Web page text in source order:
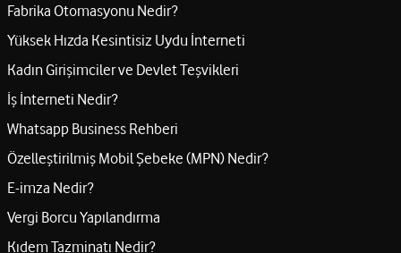
Fabrika Otomasyonu Nedir?
Yüksek Hızda Kesintisiz Uydu İnterneti
Kadın Girişimciler ve Devlet Teşvikleri
İş İnterneti Nedir?
Whatsapp Business Rehberi
Özelleştirilmiş Mobil Şebeke (MPN) Nedir?
E-imza Nedir?
Vergi Borcu Yapılandırma
Kıdem Tazminatı Nedir?